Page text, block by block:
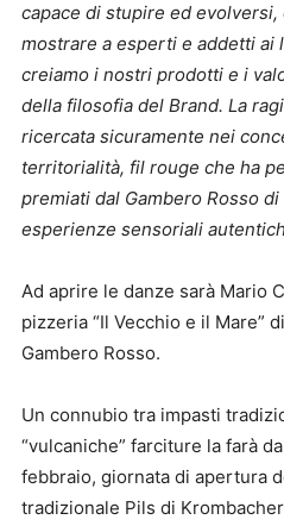
capace di stupire ed
mostrare a esperti e addetti ai
creiamo i nostri prodotti e i
della filosofia del Brand. La
ricercata sicuramente nei
territorialità, fil rouge che ha
premiati dal Gambero Rosso
esperienze sensoriali
Ad aprire le danze sarà Mario
pizzeria “Il Vecchio e il Mare”
Gambero Rosso.
Un connubio tra impasti
“vulcaniche” farciture la farà
febbraio, giornata di apertura
tradizionale Pils di